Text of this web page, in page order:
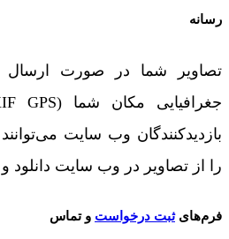
رسانه
تصاویر شما در صورت ارسال
بازدیدکنندگان وب سایت
را از تصاویر در وب سایت دانلود
فرم‌هایثبت درخواست و تماس